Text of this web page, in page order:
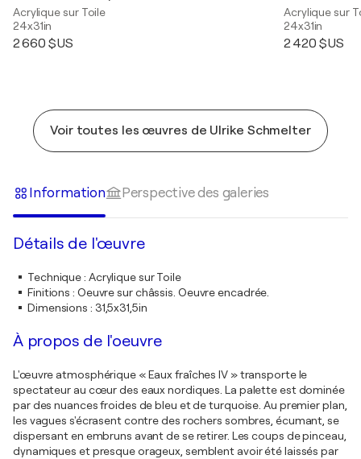
Acrylique sur Toile
24x31in
2 660 $US
Acrylique sur
24x31in
2 420 $US
Voir toutes les œuvres de Ulrike Schmelter
Information Perspective des galeries
Détails de l'œuvre
Technique: Acrylique sur Toile
Finitions : Oeuvre sur châssis. Oeuvre encadrée.
Dimensions : 31,5x31,5in
À propos de l'oeuvre
L'œuvre atmosphérique « Eaux fraîches IV » transporte le
spectateur au cœur des eaux nordiques. La palette est dominée
par des nuances froides de bleu et de turquoise. Au premier plan,
les vagues s'écrasent contre des rochers sombres, écumant, se
dispersant en embruns avant de se retirer. Les coups de pinceau,
dynamiques et presque orageux, semblent avoir été laissés par